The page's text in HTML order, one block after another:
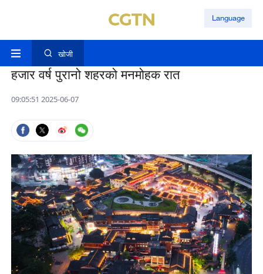
Language
खोजी
हजार वर्ष पुरानो शहरको मनमोहक रात
09:05:51 2025-06-07